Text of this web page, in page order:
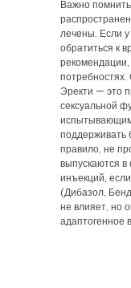
Важно
лечены. Если
обратиться к
потребностях.
Эректи — это
сексуальной
испытывающим
поддерживать
правило, не
выпускаются в
инъекций,
(Дибазол,
не влияет, но
адаптогенное